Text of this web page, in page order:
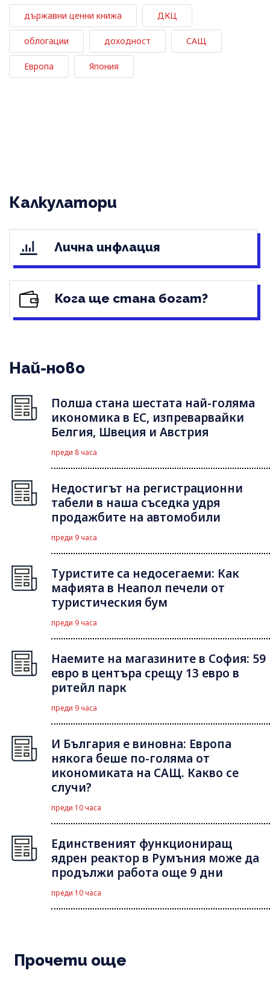
държавни ценни книжа ДКЦ
облогации доходност САЩ
Европа Япония
Калкулатори
Лична инфлация
Кога ще стана богат?
Най-ново
Полша стана шестата най-голяма
икономика в ЕС, изпреварвайки
Белгия, Швеция и Австрия
преди 8 часа
Недостигът на регистрационни
табели в наша съседка удря
продажбите на автомобили
преди 9 часа
Туристите са недосегаеми: Как
мафията в Неапол печели от
туристическия бум
преди 9 часа
Наемите на магазините в София: 59
евро в центъра срещу 13 евро в
ритейл парк
преди 9 часа
И България е виновна: Европа
някога беше по-голяма от
икономиката на САЩ. Какво се
случи?
преди 10 часа
Единственият функциониращ
ядрен реактор в Румъния може да
продължи работа още 9 дни
преди 10 часа
Прочети още